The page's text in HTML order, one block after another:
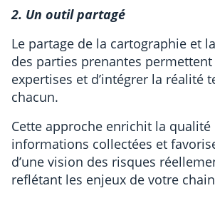
2. Un outil partagé
Le partage de la cartographie et
des parties prenantes
expertises et d’intégrer la réalité
chacun.
Cette approche enrichit la qualité
informations collectées et
d’une vision des risques
reflétant les enjeux de votre